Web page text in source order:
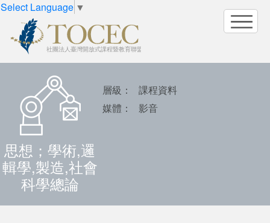
Select Language ▼
思想；學術,邏
輯學,製造,社會
科學總論
層級：
課程資料
媒體：
影音